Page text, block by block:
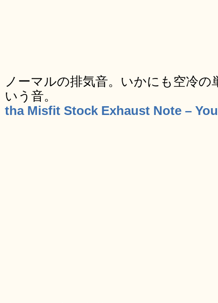
ノーマルの排気音。いかにも空冷
いう音。
tha Misfit Stock Exhaust Note –